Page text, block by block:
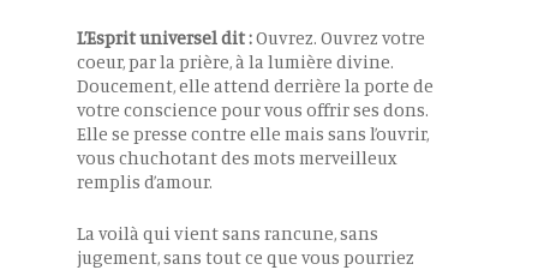
L’Esprit universel dit :Ouvrez. Ouvrez votre
coeur, par la prière, à la lumière divine.
Doucement, elle attend derrière la porte de
votre conscience pour vous offrir ses dons.
Elle se presse contre elle mais sans l’ouvrir,
vous chuchotant des mots merveilleux
remplis d’amour.
La voilà qui vient sans rancune, sans
jugement, sans tout ce que vous pourriez